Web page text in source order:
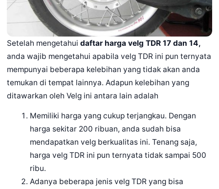
Setelah mengetahui daftar harga velg TDR 17 dan 14,
anda wajib mengetahui apabila velg TDR ini pun ternyata
mempunyai beberapa kelebihan yang tidak akan anda
temukan di tempat lainnya. Adapun kelebihan yang
ditawarkan oleh Velg ini antara lain adalah
Memiliki harga yang cukup terjangkau. Dengan
harga sekitar 200 ribuan, anda sudah bisa
mendapatkan velg berkualitas ini. Tenang saja,
harga velg TDR ini pun ternyata tidak sampai 500
ribu.
Adanya beberapa jenis velg TDR yang bisa